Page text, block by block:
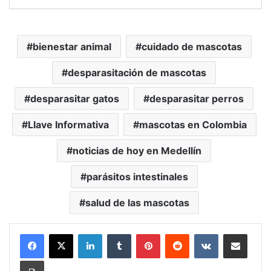
bienestar animal cuidado de mascotas
desparasitación de mascotas
desparasitar gatos desparasitar perros
Llave Informativa mascotas en Colombia
noticias de hoy en Medellín
parásitos intestinales
salud de las mascotas
LinkedInTumblr PinterestReddit VKontakteCompartir vía Mail
Print